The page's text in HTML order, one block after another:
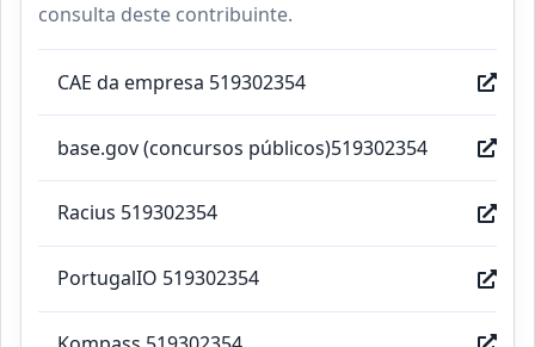
consulta deste contribuinte.
CAE da empresa 519302354
base.gov (concursos públicos)519302354
Racius 519302354
PortugalIO 519302354